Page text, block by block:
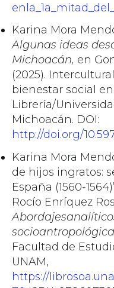
Karina Mora
Algunas ideas
Michoacán, en
(2025).
bienestar social
Librería/
Michoacán. DOI:
http://doi.org/
Karina Mora
de hijos ingratos:
España (1560-
Rocío Enríquez
Facultad de
UNAM,
https://